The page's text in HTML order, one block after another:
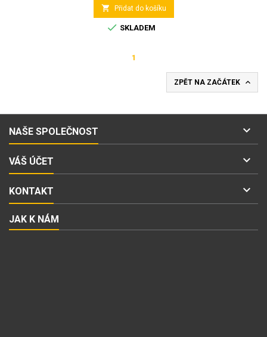
 Přidat do košíku
 SKLADEM
1
ZPĚT NA ZAČÁTEK 
NAŠE SPOLEČNOST 
VÁŠ ÚČET 
KONTAKT 
JAK K NÁM